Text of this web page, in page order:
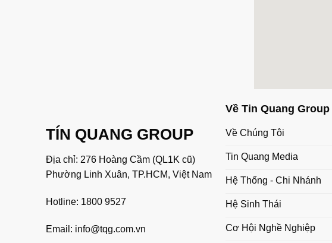
TÍN QUANG GROUP
Địa chỉ: 276 Hoàng Cầm (QL1K cũ)
Phường Linh Xuân, TP.HCM, Việt Nam
Hotline: 1800 9527
Email: info@tqg.com.vn
Về Tin Quang Group
Về Chúng Tôi
Tin Quang Media
Hệ Thống - Chi Nhánh
Hệ Sinh Thái
Cơ Hội Nghề Nghiệp